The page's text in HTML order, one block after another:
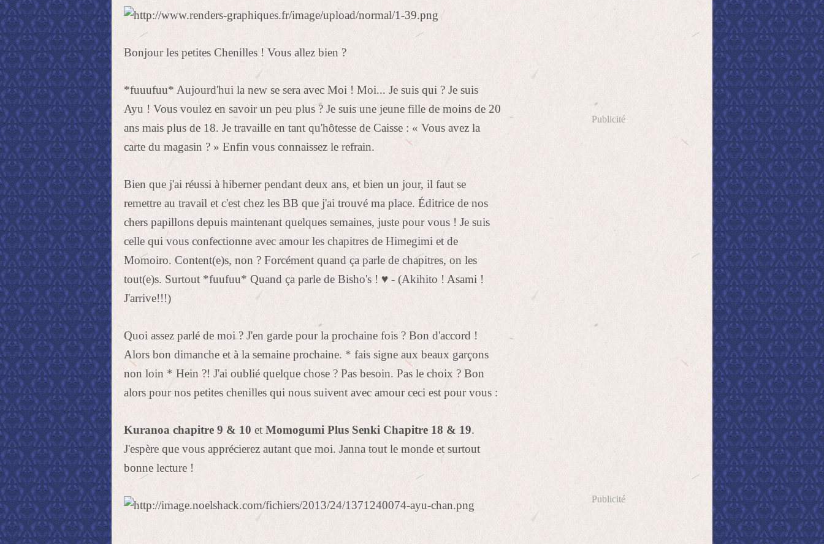
Bonjour les petites Chenilles ! Vous allez bien ?
*fuuufuu* Aujourd'hui la new se sera avec Moi ! Moi... Je suis qui ? Je suis
Ayu ! Vous voulez en savoir un peu plus ? Je suis une jeune fille de moins de 20
ans mais plus de 18. Je travaille en tant qu'hôtesse de Caisse : « Vous avez la
carte du magasin ? » Enfin vous connaissez le refrain.
Bien que j'ai réussi à hiberner pendant deux ans, et bien un jour, il faut se
remettre au travail et c'est chez les BB que j'ai trouvé ma place. Éditrice de nos
chers papillons depuis maintenant quelques semaines, juste pour vous ! Je suis
celle qui vous confectionne avec amour les chapitres de Himegimi et de
Momoiro. Content(e)s, non ? Forcément quand ça parle de chapitres, on les
tout(e)s. Surtout *fuufuu* Quand ça parle de Bisho's ! ♥ - (Akihito ! Asami !
J'arrive!!!)
Quoi assez parlé de moi ? J'en garde pour la prochaine fois ? Bon d'accord !
Alors bon dimanche et à la semaine prochaine. * fais signe aux beaux garçons
non loin * Hein ?! J'ai oublié quelque chose ? Pas besoin. Pas le choix ? Bon
alors pour nos petites chenilles qui nous suivent avec amour ceci est pour vous :
Kuranoa chapitre 9 & 10 et Momogumi Plus Senki Chapitre 18 & 19.
J'espère que vous apprécierez autant que moi. Janna tout le monde et surtout
bonne lecture !
Publicité
Publicité